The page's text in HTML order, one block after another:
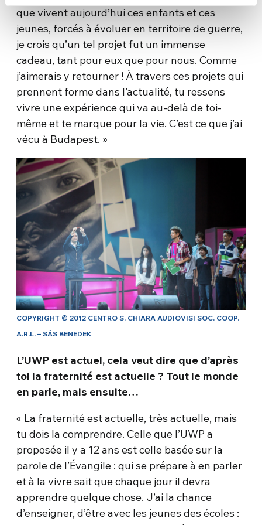
que vivent aujourd’hui ces enfants et ces
jeunes, forcés à évoluer en territoire de guerre,
je crois qu’un tel projet fut un immense
cadeau, tant pour eux que pour nous. Comme
j’aimerais y retourner ! À travers ces projets qui
prennent forme dans l’actualité, tu ressens
vivre une expérience qui va au-delà de toi-
même et te marque pour la vie. C’est ce que j’ai
vécu à Budapest. »
COPYRIGHT © 2012 CENTRO S. CHIARA AUDIOVISI SOC. COOP.
A.R.L. – SÁS BENEDEK
L’UWP est actuel, cela veut dire que d’après
toi la fraternité est actuelle ? Tout le monde
en parle, mais ensuite…
« La fraternité est actuelle, très actuelle, mais
tu dois la comprendre. Celle que l’UWP a
proposée il y a 12 ans est celle basée sur la
parole de l’Évangile : qui se prépare à en parler
et à la vivre sait que chaque jour il devra
apprendre quelque chose. J’ai la chance
d’enseigner, d’être avec les jeunes des écoles :